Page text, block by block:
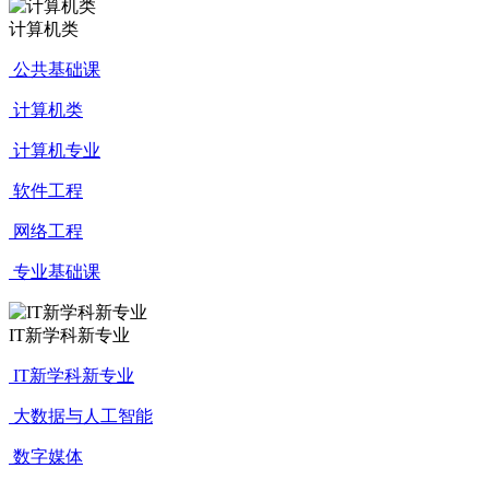
计算机类
公共基础课
计算机类
计算机专业
软件工程
网络工程
专业基础课
IT新学科新专业
IT新学科新专业
大数据与人工智能
数字媒体